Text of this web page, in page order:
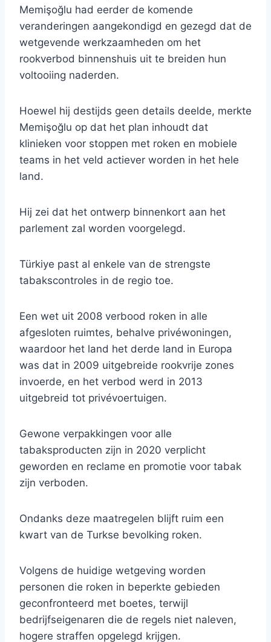
Memişoğlu had eerder de komende
veranderingen aangekondigd en gezegd dat de
wetgevende werkzaamheden om het
rookverbod binnenshuis uit te breiden hun
voltooiing naderden.
Hoewel hij destijds geen details deelde, merkte
Memişoğlu op dat het plan inhoudt dat
klinieken voor stoppen met roken en mobiele
teams in het veld actiever worden in het hele
land.
Hij zei dat het ontwerp binnenkort aan het
parlement zal worden voorgelegd.
Türkiye past al enkele van de strengste
tabakscontroles in de regio toe.
Een wet uit 2008 verbood roken in alle
afgesloten ruimtes, behalve privéwoningen,
waardoor het land het derde land in Europa
was dat in 2009 uitgebreide rookvrije zones
invoerde, en het verbod werd in 2013
uitgebreid tot privévoertuigen.
Gewone verpakkingen voor alle
tabaksproducten zijn in 2020 verplicht
geworden en reclame en promotie voor tabak
zijn verboden.
Ondanks deze maatregelen blijft ruim een ​​
kwart van de Turkse bevolking roken.
Volgens de huidige wetgeving worden
personen die roken in beperkte gebieden
geconfronteerd met boetes, terwijl
bedrijfseigenaren die de regels niet naleven,
hogere straffen opgelegd krijgen.